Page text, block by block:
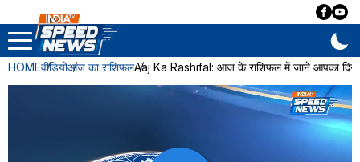
HOMEवीडियोआज का राशिफलAaj Ka Rashifal: आज के राशिफल में जाने आपका दिन